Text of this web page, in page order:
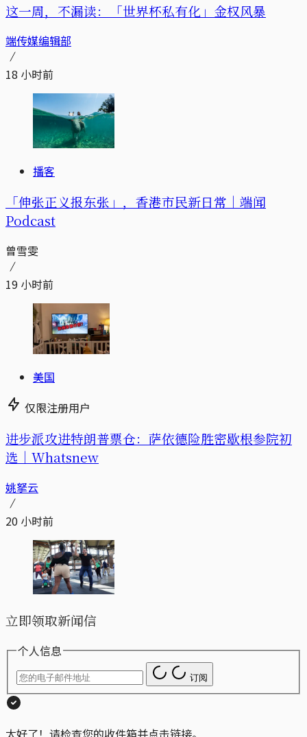
这一周，不漏读：「世界杯私有化」金权风暴
端传媒编辑部
18 小时前
播客
「伸张正义报东张」，香港市民新日常｜端闻
Podcast
曾雪雯
19 小时前
美国
仅限注册用户
进步派攻进特朗普票仓：萨依德险胜密歇根参院初
选｜Whatsnew
姚拏云
20 小时前
立即领取新闻信
个人信息
订阅